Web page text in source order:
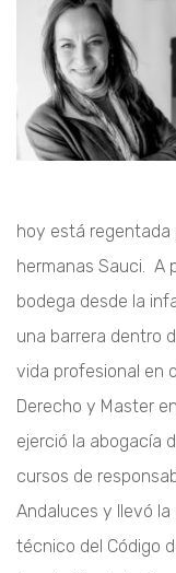
hoy está regentada
hermanas Sauci. A
bodega desde la
una barrera dentro
vida profesional en
Derecho y Master
ejerció la abogacía
cursos de
Andaluces y llevó
técnico del Código